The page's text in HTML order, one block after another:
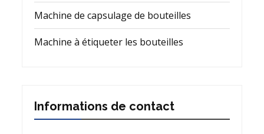
Machine de capsulage de bouteilles
Machine à étiqueter les bouteilles
Informations de contact